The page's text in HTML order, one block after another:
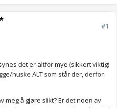
#1
det er altfor mye (sikkert viktig)
huske ALT som står der, derfor
meg å gjøre slikt? Er det noen av